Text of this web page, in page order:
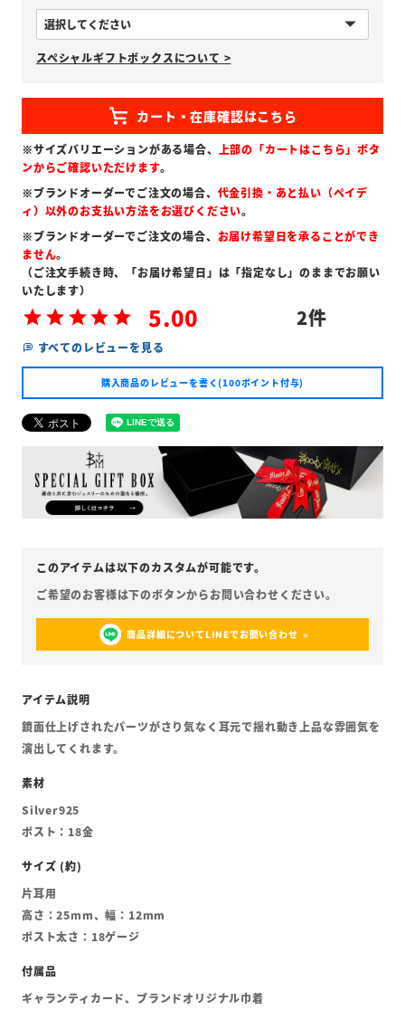
必
須
)
スペシャルギフトボックスについて >
※サイズバリエーションがある場合、 上部の「カートはこちら」ボタ
ンからご確認いただけます。
※ブランドオーダーでご注文の場合、 代金引換・あと払い（ペイデ
ィ）以外のお支払い方法をお選びください。
※ブランドオーダーでご注文の場合、 お届け希望日を承ることができ
ません。
（ご注文手続き時、「お届け希望日」は「指定なし」のままでお願い
いたします）
5.00 2
すべてのレビューを見る
購入商品のレビューを書く(100ポイント付与)
商品詳細についてLINEでお問い合わせ
鏡面仕上げされたパーツがさり気なく耳元で揺れ動き上品な雰囲気を
演出してくれます。
Silver925
ポスト：18金
片耳用
高さ：25mm、幅：12mm
ポスト太さ：18ゲージ
ギャランティカード、ブランドオリジナル巾着